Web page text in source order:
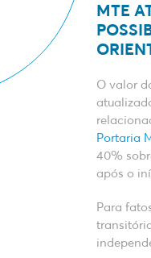
MTE
O valor
Portaria
40%
após o
Para